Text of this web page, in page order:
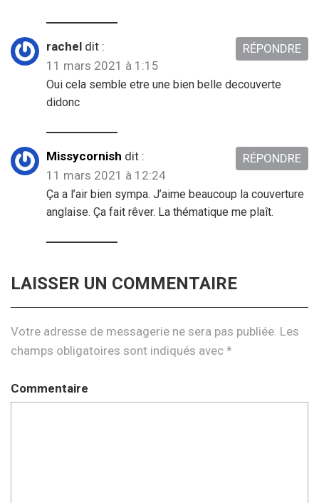
rachel dit :
11 mars 2021 à 1:15
Oui cela semble etre une bien belle decouverte
didonc
RÉPONDRE
Missycornish dit :
11 mars 2021 à 12:24
Ça a l’air bien sympa. J’aime beaucoup la couverture
anglaise. Ça fait rêver. La thématique me plaît.
RÉPONDRE
LAISSER UN COMMENTAIRE
Votre adresse de messagerie ne sera pas publiée. Les
champs obligatoires sont indiqués avec *
Commentaire